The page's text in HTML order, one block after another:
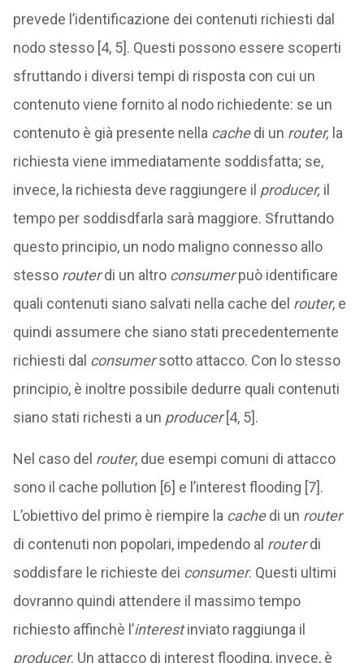
prevede l’identificazione dei contenuti richiesti dal
nodo stesso [4, 5]. Questi possono essere scoperti
sfruttando i diversi tempi di risposta con cui un
contenuto viene fornito al nodo richiedente: se un
contenuto è già presente nella cachedi un router, la
richiesta viene immediatamente soddisfatta; se,
invece, la richiesta deve raggiungere il producer, il
tempo per soddisdfarla sarà maggiore. Sfruttando
questo principio, un nodo maligno connesso allo
stesso routerdi un altro consumerpuò identificare
quali contenuti siano salvati nella cache del router, e
quindi assumere che siano stati precedentemente
richiesti dal consumersotto attacco. Con lo stesso
principio, è inoltre possibile dedurre quali contenuti
siano stati richesti a un producer [4, 5].
Nel caso del router, due esempi comuni di attacco
sono il cache pollution [6] e l’interest flooding [7].
L’obiettivo del primo è riempire la cachedi un router
di contenuti non popolari, impedendo al routerdi
soddisfare le richieste dei consumer. Questi ultimi
dovranno quindi attendere il massimo tempo
richiesto affinchè l’interestinviato raggiunga il
producer. Un attacco di interest flooding, invece, è